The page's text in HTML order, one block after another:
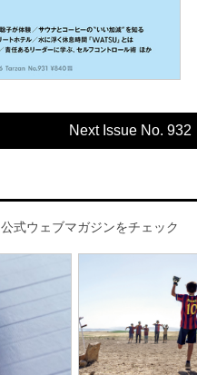
Next Issue No. 932
公式ウェブマガジンをチェック